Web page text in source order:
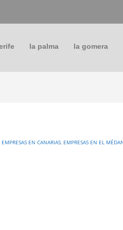
la palma la gomera
EMPRESAS EN CANARIAS, EMPRESAS EN EL